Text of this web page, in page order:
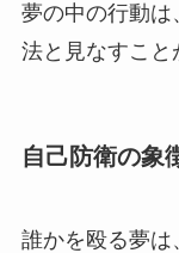
夢の中の行動
法と見なすこと
自己防衛の象
誰かを殴る夢